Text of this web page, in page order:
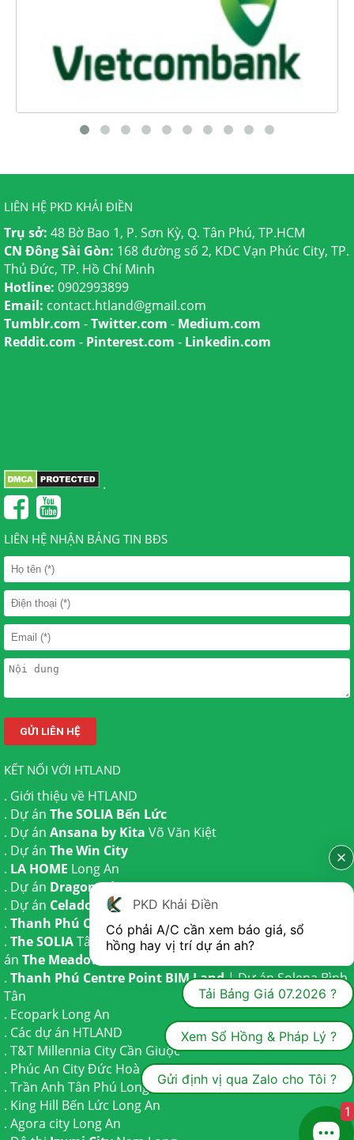
LIÊN HỆ PKD KHẢI ĐIỀN
Trụ sở: 48 Bờ Bao 1, P. Sơn Kỳ, Q. Tân Phú, TP.HCM
CN Đông Sài Gòn: 168 đường số 2, KDC Vạn Phúc City, TP.
Thủ Đức, TP. Hồ Chí Minh
Hotline: 0902993899
Email: contact.htland@gmail.com
Tumblr.com -Twitter.com - Medium.com
Reddit.com - Pinterest.com - Linkedin.com
.
LIÊN HỆ NHẬN BẢNG TIN BĐS
KẾT NỐI VỚI HTLAND
. Giới thiệu về HTLAND
. Dự án The SOLIA Bến Lức
. Dự án Ansana by Kita Võ Văn Kiệt
. Dự án The Win City
. LA HOME Long An
. Dự án Dragon Eden Long An
. Dự án Celadon City
Tân Phú
. Thanh Phú Centre PointBến Lức
. The SOLIATây Ninh | Dự ánThe AGULATrần Anh và Dự
án The Meadow
. Thanh Phú Centre Point BIM Land| Dự ánSolena Bình
Tân
. Ecopark Long An
. Các dự án HTLAND
. T&T Millennia City Cần Giuộc
. Phúc An CityĐức Hoà
. Trần Anh Tân Phú Long An
. King Hill Bến Lức Long An
. Agora city Long An
PKD Khải Điền
Có phải A/C cần xem báo giá, sổ
hồng hay vị trí dự án ah?
Tải Bảng Giá 07.2026 ?
Xem Sổ Hồng & Pháp Lý ?
Gửi định vị qua Zalo cho Tôi ?
1